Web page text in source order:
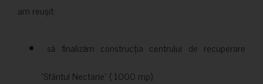
am reușit:
să finalizăm construcția centrului de recuperare
”Sfântul Nectarie” ( 1000 mp);